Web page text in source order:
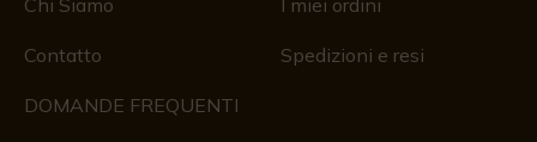
Chi Siamo
Contatto
DOMANDE FREQUENTI
I miei ordini
Spedizioni e resi